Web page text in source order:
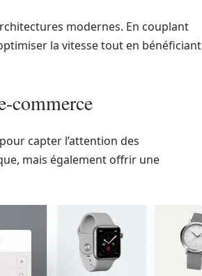
modernes. En couplant
la vitesse tout en bénéficiant
commerce
capter l’attention des
mais également offrir une